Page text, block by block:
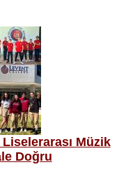
Müzik
Doğru